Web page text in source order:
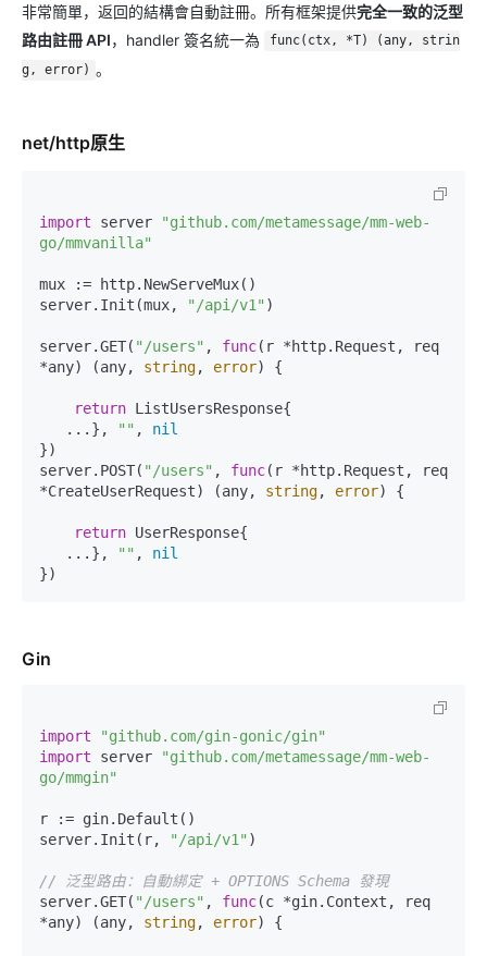
非常簡單，返回的結構會自動註冊。所有框架提供完全一致的泛型
路由註冊 API，handler 簽名統一為
func(ctx, *T) (any, strin
g, error) 。
net/http原生
import server
"github.com/metamessage/mm-web-
go/mmvanilla"
mux := http.NewServeMux()
server.Init(mux,
"/api/v1" )
server.GET( "/users" , func(r *http.Request, req
*any)
(any, string, error) {
return ListUsersResponse{
   ...},
"" , nil
})
server.POST( "/users" , func(r *http.Request, req
*CreateUserRequest)
(any, string, error) {
return UserResponse{
   ...},
"" , nil
Gin
import
"github.com/gin-gonic/gin"
import server
"github.com/metamessage/mm-web-
go/mmgin"
r := gin.Default()
server.Init(r,
"/api/v1" )
// 泛型路由：自動綁定 + OPTIONS Schema 發現
server.GET( "/users" , func(c *gin.Context, req
*any)
(any, string, error) {